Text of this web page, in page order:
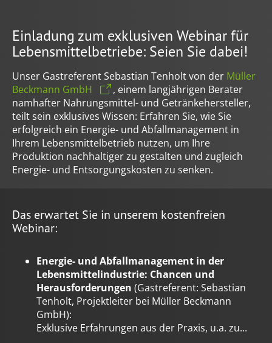
Einladung zum exklusiven Webinar für
Lebensmittelbetriebe: Seien Sie dabei!
Unser Gastreferent Sebastian Tenholt von der Müller
Beckmann GmbH
, einem langjährigen Berater
namhafter Nahrungsmittel- und Getränkehersteller,
teilt sein exklusives Wissen: Erfahren Sie, wie Sie
erfolgreich ein Energie- und Abfallmanagement in
Ihrem Lebensmittelbetrieb nutzen, um Ihre
Produktion nachhaltiger zu gestalten und zugleich
Energie- und Entsorgungskosten zu senken.
Das erwartet Sie in unserem kostenfreien
Webinar:
Energie- und Abfallmanagement in der
Lebensmittelindustrie: Chancen und
Herausforderungen (Gastreferent: Sebastian
Tenholt, Projektleiter bei Müller Beckmann
GmbH):
Exklusive Erfahrungen aus der Praxis, u.a. zu...